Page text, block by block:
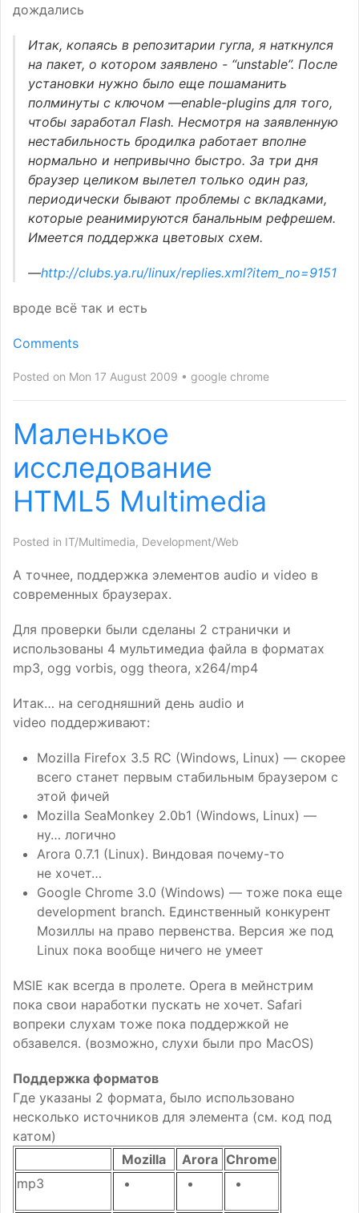
дождались
Итак, копаясь в репозитарии гугла, я наткнулся
на пакет, о котором заявлено - “unstable”. После
установки нужно было еще пошаманить
полминуты с ключом —enable-plugins для того,
чтобы заработал Flash. Несмотря на заявленную
нестабильность бродилка работает вполне
нормально и непривычно быстро. За три дня
браузер целиком вылетел только один раз,
периодически бывают проблемы с вкладками,
которые реанимируются банальным рефрешем.
Имеется поддержка цветовых схем.
—http://clubs.ya.ru/linux/replies.xml?item_no=9151
вроде всё так и есть
Comments
Posted on Mon 17 August 2009 google chrome
Маленькое
исследование
HTML5 Multimedia
Posted in IT/Multimedia, Development/Web
А точнее, поддержка элементов audio и video в
современных браузерах.
Для проверки были сделаны 2 странички и
использованы 4 мультимедиа файла в форматах
mp3, ogg vorbis, ogg theora, x264/mp4
Итак… на сегодняшний день audio и
video поддерживают:
Mozilla Firefox 3.5 RC (Windows, Linux) — скорее
всего станет первым стабильным браузером с
этой фичей
Mozilla SeaMonkey 2.0b1 (Windows, Linux) —
ну… логично
Arora 0.7.1 (Linux). Виндовая почему-то
не хочет…
Google Chrome 3.0 (Windows) — тоже пока еще
development branch. Единственный конкурент
Мозиллы на право первенства. Версия же под
Linux пока вообще ничего не умеет
MSIE как всегда в пролете. Opera в мейнстрим
пока свои наработки пускать не хочет. Safari
вопреки слухам тоже пока поддержкой не
обзавелся. (возможно, слухи были про MacOS)
Поддержка форматов
Где указаны 2 формата, было использовано
несколько источников для элемента (см. код под
катом)
Mozilla
Arora Chrome
mp3